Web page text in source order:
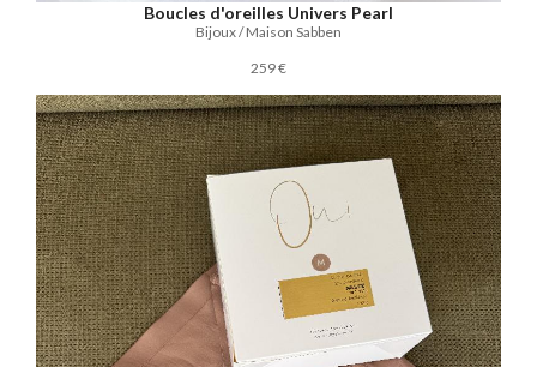
Boucles d'oreilles Univers Pearl
Bijoux / Maison Sabben
259 €